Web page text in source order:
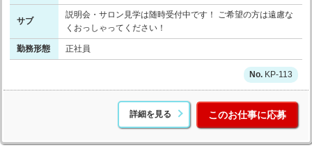
サブ
説明会・サロン見学は随時受付中です！ ご希望の方は遠慮な
くおっしゃってください！
勤務形態 正社員
KP-113
詳細を見る このお仕事に応募